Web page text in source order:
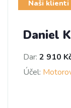
Naši klienti
Daniel
Dar: 2 910
Účel: